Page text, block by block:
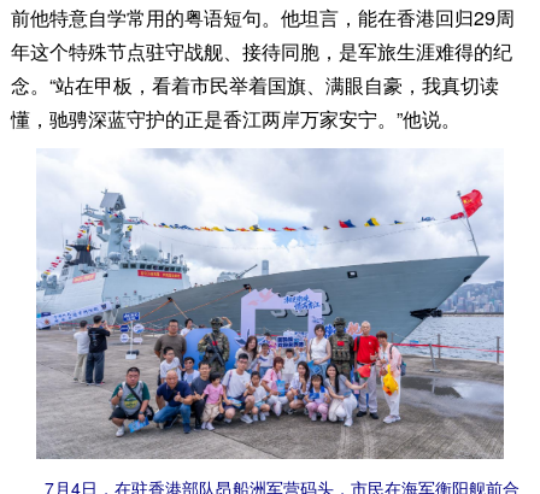
前他特意自学常用的粤语短句。他坦言，能在香港回归29周
年这个特殊节点驻守战舰、接待同胞，是军旅生涯难得的纪
念。“站在甲板，看着市民举着国旗、满眼自豪，我真切读
懂，驰骋深蓝守护的正是香江两岸万家安宁。”他说。
7月4日，在驻香港部队昂船洲军营码头，市民在海军衡阳舰前合